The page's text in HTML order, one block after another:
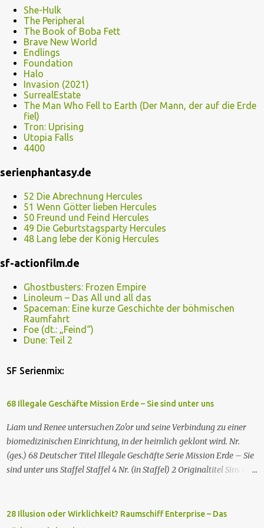
She-Hulk
The Peripheral
The Book of Boba Fett
Brave New World
Endlings
Foundation
Halo
Invasion (2021)
SurrealEstate
The Man Who Fell to Earth (Der Mann, der auf die Erde
fiel)
Tron: Uprising
Utopia Falls
4400
serienphantasy.de
52 Die Abrechnung Hercules
51 Wenn Götter lieben Hercules
50 Freund und Feind Hercules
49 Die Geburtstagsparty Hercules
48 Lang lebe der König Hercules
sf-actionfilm.de
Ghostbusters: Frozen Empire
Linoleum – Das All und all das
Spaceman: Eine kurze Geschichte der böhmischen
Raumfahrt
Foe (dt.: „Feind“)
Dune: Teil 2
SF Serienmix:
68 Illegale Geschäfte Mission Erde – Sie sind unter uns
Liam und Renee untersuchen Zo'or und seine Verbindung zu einer
biomedizinischen Einrichtung, in der heimlich geklont wird. Nr.
(ges.) 68 Deutscher Titel Illegale Geschäfte Serie Mission Erde – Sie
sind unter uns Staffel Staffel 4 Nr. (in Staffel) 2 Original­titel Sins of
25. Sep. 2001 Es kommt eine außerirdische Rasse, die Taelons oder
28 Illusion oder Wirklichkeit? Raumschiff Enterprise – Das